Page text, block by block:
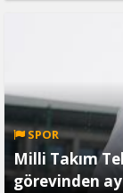
SPOR
Milli Takım
görevinden